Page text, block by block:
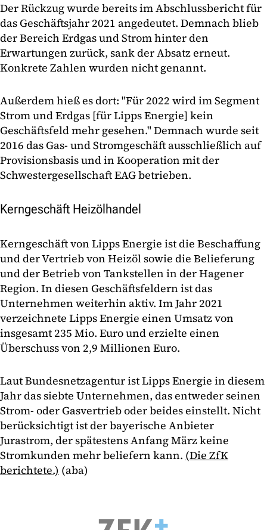
Der Rückzug wurde bereits im Abschlussbericht für
das Geschäftsjahr 2021 angedeutet. Demnach blieb
der Bereich Erdgas und Strom hinter den
Erwartungen zurück, sank der Absatz erneut.
Konkrete Zahlen wurden nicht genannt.
Außerdem hieß es dort: "Für 2022 wird im Segment
Strom und Erdgas [für Lipps Energie] kein
Geschäftsfeld mehr gesehen." Demnach wurde seit
2016 das Gas- und Stromgeschäft ausschließlich auf
Provisionsbasis und in Kooperation mit der
Schwestergesellschaft EAG betrieben.
Kerngeschäft Heizölhandel
Kerngeschäft von Lipps Energie ist die Beschaffung
und der Vertrieb von Heizöl sowie die Belieferung
und der Betrieb von Tankstellen in der Hagener
Region. In diesen Geschäftsfeldern ist das
Unternehmen weiterhin aktiv. Im Jahr 2021
verzeichnete Lipps Energie einen Umsatz von
insgesamt 235 Mio. Euro und erzielte einen
Überschuss von 2,9 Millionen Euro.
Laut Bundesnetzagentur ist Lipps Energie in diesem
Jahr das siebte Unternehmen, das entweder seinen
Strom- oder Gasvertrieb oder beides einstellt. Nicht
berücksichtigt ist der bayerische Anbieter
Jurastrom, der spätestens Anfang März keine
Stromkunden mehr beliefern kann. (Die ZfK
berichtete.) (aba)